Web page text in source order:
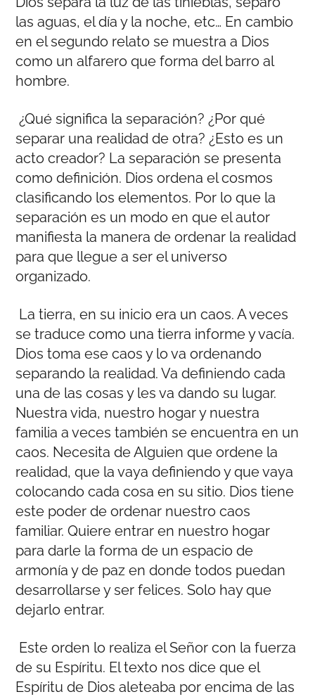
las aguas, el día y la noche, etc… En cambio
en el segundo relato se muestra a Dios
como un alfarero que forma del barro al
hombre.
¿Qué significa la separación? ¿Por qué
separar una realidad de otra? ¿Esto es un
acto creador? La separación se presenta
como definición. Dios ordena el cosmos
clasificando los elementos. Por lo que la
separación es un modo en que el autor
manifiesta la manera de ordenar la realidad
para que llegue a ser el universo
organizado.
La tierra, en su inicio era un caos. A veces
se traduce como una tierra informe y vacía.
Dios toma ese caos y lo va ordenando
separando la realidad. Va definiendo cada
una de las cosas y les va dando su lugar.
Nuestra vida, nuestro hogar y nuestra
familia a veces también se encuentra en un
caos. Necesita de Alguien que ordene la
realidad, que la vaya definiendo y que vaya
colocando cada cosa en su sitio. Dios tiene
este poder de ordenar nuestro caos
familiar. Quiere entrar en nuestro hogar
para darle la forma de un espacio de
armonía y de paz en donde todos puedan
desarrollarse y ser felices. Solo hay que
dejarlo entrar.
Este orden lo realiza el Señor con la fuerza
de su Espíritu. El texto nos dice que el
Espíritu de Dios aleteaba por encima de las